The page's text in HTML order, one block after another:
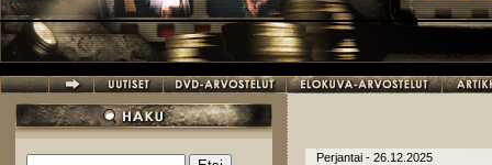
Perjantai - 26.12.2025